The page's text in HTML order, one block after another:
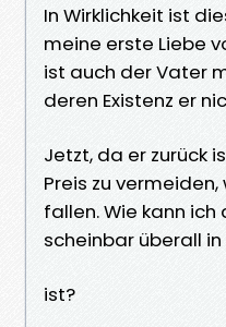
In Wirklichkeit ist
meine erste Liebe
ist auch der Vater
deren Existenz er
Jetzt, da er zurück
Preis zu
fallen. Wie kann
scheinbar überall
ist?